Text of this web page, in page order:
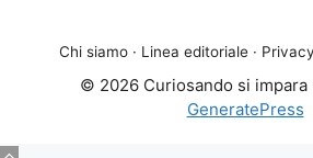
Chi siamo · Linea editoriale ·
© 2026 Curiosando si impara
GeneratePress